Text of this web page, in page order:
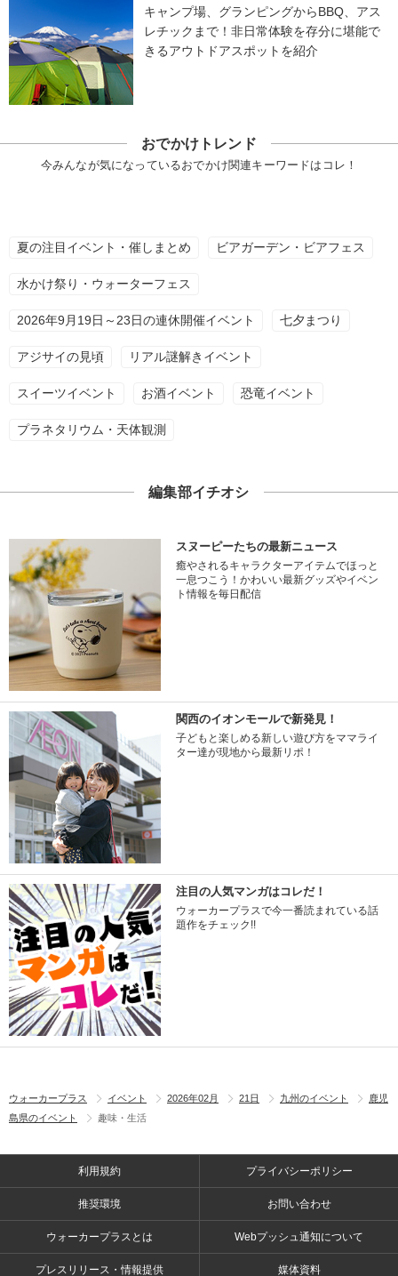
キャンプ場、グランピングからBBQ、アス
レチックまで！非日常体験を存分に堪能で
きるアウトドアスポットを紹介
おでかけトレンド
今みんなが気になっているおでかけ関連キーワードはコレ！
夏の注目イベント・催しまとめ ビアガーデン・ビアフェス
水かけ祭り・ウォーターフェス
2026年9月19日～23日の連休開催イベント 七夕まつり
アジサイの見頃 リアル謎解きイベント
スイーツイベント お酒イベント 恐竜イベント
プラネタリウム・天体観測
編集部イチオシ
スヌーピーたちの最新ニュース
癒やされるキャラクターアイテムでほっと
一息つこう！かわいい最新グッズやイベン
ト情報を毎日配信
関西のイオンモールで新発見！
子どもと楽しめる新しい遊び方をママライ
ター達が現地から最新リポ！
注目の人気マンガはコレだ！
ウォーカープラスで今一番読まれている話
題作をチェック!!
ウォーカープラス イベント 2026年02月 21日 九州のイベント
鹿児
島県のイベント
趣味・生活
利用規約 プライバシーポリシー
推奨環境 お問い合わせ
ウォーカープラスとは Webプッシュ通知について
プレスリリース・情報提供 媒体資料